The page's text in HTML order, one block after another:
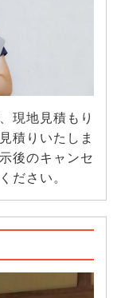
現地見積もり
積りいたしま
後のキャンセ
ださい。